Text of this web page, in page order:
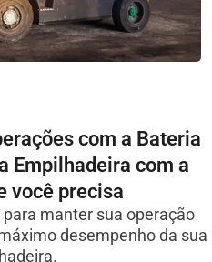
com a Bateria
Empilhadeira com a
você precisa
manter sua operação
desempenho da sua